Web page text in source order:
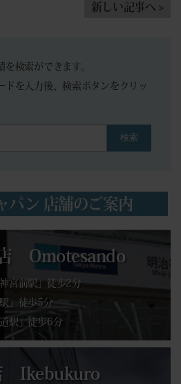
新しい記事へ >
検索ができます。
ドを入力後、検索ボタンをクリッ
検索
パン 店舗のご案内
Omotesando
神宮前駅」徒歩2分
駅」徒歩5分
道駅」徒歩6分
Ikebukuro